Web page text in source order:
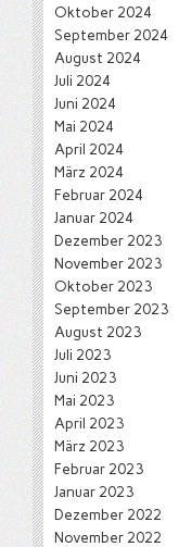
Oktober 2024
September 2024
August 2024
Juli 2024
Juni 2024
Mai 2024
April 2024
März 2024
Februar 2024
Januar 2024
Dezember 2023
November 2023
Oktober 2023
September 2023
August 2023
Juli 2023
Juni 2023
Mai 2023
April 2023
März 2023
Februar 2023
Januar 2023
Dezember 2022
November 2022